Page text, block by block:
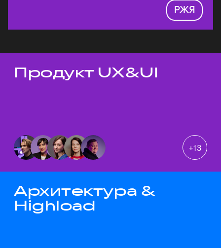
РЖЯ
Темы докладов
Продукт UX&UI
+13
Архитектура &
Highload